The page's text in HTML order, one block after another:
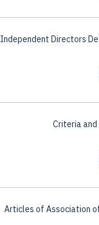
Independent Directors
Criteria
Articles of Association